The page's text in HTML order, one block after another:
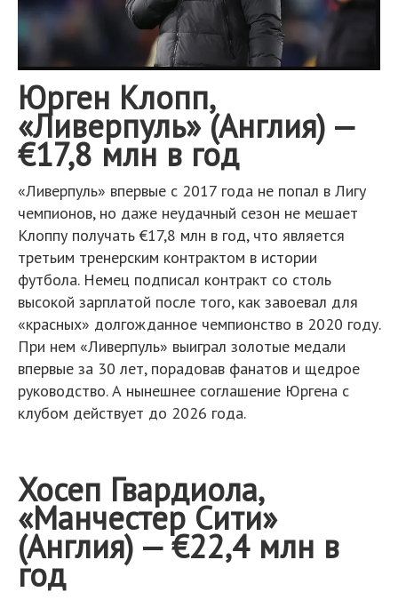
Юрген Клопп,
«Ливерпуль» (Англия) —
€17,8 млн в год
«Ливерпуль» впервые с 2017 года не попал в Лигу
чемпионов, но даже неудачный сезон не мешает
Клоппу получать €17,8 млн в год, что является
третьим тренерским контрактом в истории
футбола. Немец подписал контракт со столь
высокой зарплатой после того, как завоевал для
«красных» долгожданное чемпионство в 2020 году.
При нем «Ливерпуль» выиграл золотые медали
впервые за 30 лет, порадовав фанатов и щедрое
руководство. А нынешнее соглашение Юргена с
клубом действует до 2026 года.
Хосеп Гвардиола,
«Манчестер Сити»
(Англия) — €22,4 млн в
год